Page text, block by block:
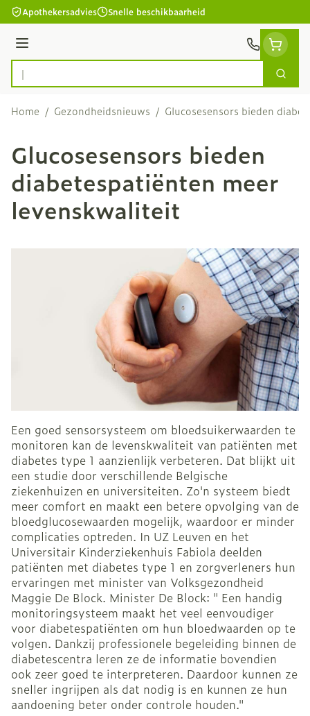
Ga naar de inhoud
Apothekersadvies Snelle beschikbaarheid
Menu
Product, merk, categorie...
Zoek
Home / Gezondheidsnieuws / Glucosesensors bieden
Glucosesensors bieden
diabetespatiënten meer
levenskwaliteit
Een goed sensorsysteem om bloedsuikerwaarden te
monitoren kan de levenskwaliteit van patiënten met
diabetes type 1 aanzienlijk verbeteren. Dat blijkt uit
een studie door verschillende Belgische
ziekenhuizen en universiteiten. Zo'n systeem biedt
meer comfort en maakt een betere opvolging van de
bloedglucosewaarden mogelijk, waardoor er minder
complicaties optreden. In UZ Leuven en het
Universitair Kinderziekenhuis Fabiola deelden
patiënten met diabetes type 1 en zorgverleners hun
ervaringen met minister van Volksgezondheid
Maggie De Block. Minister De Block: " Een handig
monitoringsysteem maakt het veel eenvoudiger
voor diabetespatiënten om hun bloedwaarden op te
volgen. Dankzij professionele begeleiding binnen de
diabetescentra leren ze de informatie bovendien
ook zeer goed te interpreteren. Daardoor kunnen ze
sneller ingrijpen als dat nodig is en kunnen ze hun
aandoening beter onder controle houden."